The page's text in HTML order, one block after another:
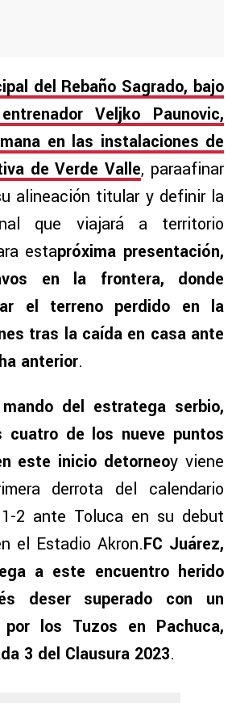
del Rebaño Sagrado, bajo
Veljko Paunovic,
en las instalaciones de
de Verde Valle, paraafinar
alineación titular y definir la
que viajará a territorio
estapróxima presentación,
en la frontera, donde
el terreno perdido en la
tras la caída en casa ante
anterior.
del estratega serbio,
cuatro de los nueve puntos
este inicio detorneoy viene
derrota del calendario
2 ante Toluca en su debut
el Estadio Akron.FC Juárez,
a este encuentro herido
deser superado con un
por los Tuzos en Pachuca,
3 del Clausura 2023.